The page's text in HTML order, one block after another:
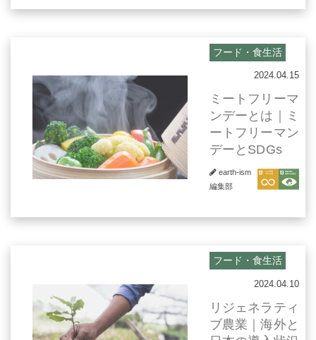
フード・食生活
2024.04.15
ミートフリーマ
ンデーとは｜ミ
ートフリーマン
デーとSDGs
earth-ism
編集部
フード・食生活
2024.04.10
リジェネラティ
ブ農業｜海外と